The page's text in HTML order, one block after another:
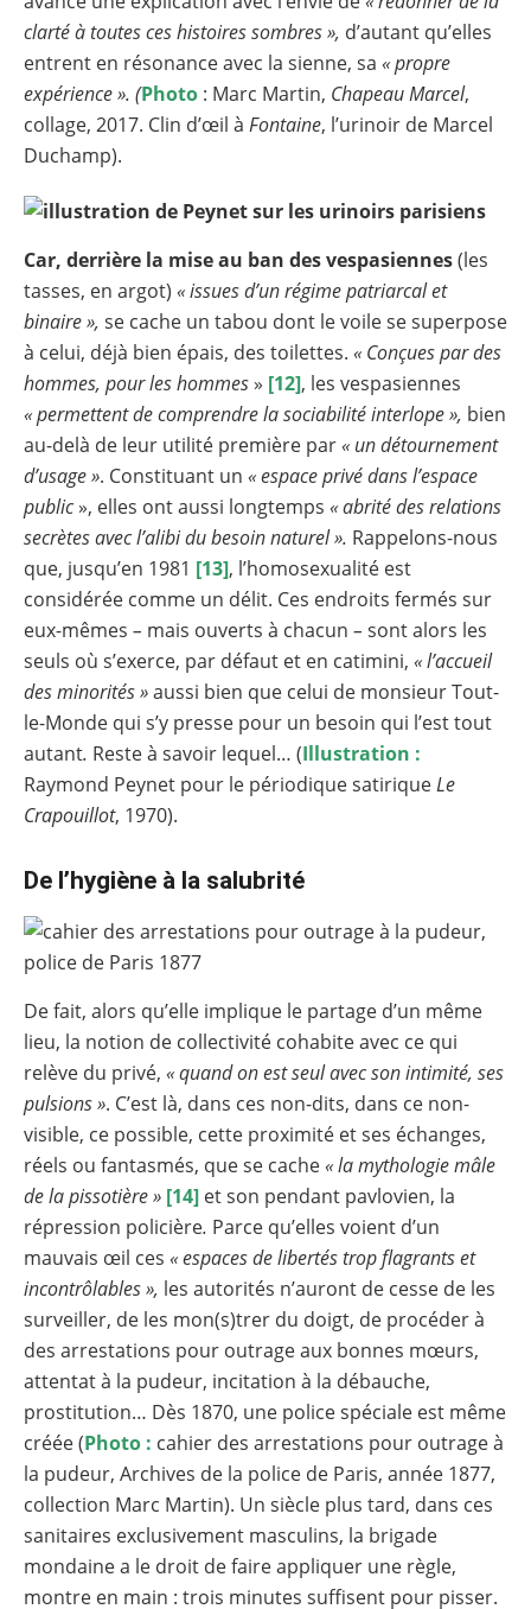
clarté à toutes ces histoires sombres », d’autant qu’elles
entrent en résonance avec la sienne, sa « propre
expérience ». (Photo : Marc Martin, Chapeau Marcel,
collage, 2017. Clin d’œil à Fontaine, l’urinoir de Marcel
Duchamp).
Car, derrière la mise au ban des vespasiennes(les
tasses, en argot) « issues d’un régime patriarcal et
binaire », se cache un tabou dont le voile se superpose
à celui, déjà bien épais, des toilettes. « Conçues par des
hommes, pour les hommes» [12], les vespasiennes
« permettent de comprendre la sociabilité interlope », bien
au-delà de leur utilité première par« un détournement
d’usage ». Constituant un « espace privé dans l’espace
public», elles ont aussi longtemps « abrité des relations
secrètes avec l’alibi du besoin naturel ». Rappelons-nous
que, jusqu’en 1981 [13], l’homosexualité est
considérée comme un délit. Ces endroits fermés sur
eux-mêmes – mais ouverts à chacun – sont alors les
seuls où s’exerce, par défaut et en catimini, « l’accueil
des minorités »aussi bien que celui de monsieur Tout-
le-Monde qui s’y presse pour un besoin qui l’est tout
autant. Reste à savoir lequel… (Illustration :
Raymond Peynet pour le périodique satiriqueLe
Crapouillot, 1970).
De l’hygiène à la salubrité
De fait, alors qu’elle implique le partage d’un même
lieu, la notion de collectivité cohabite avec ce qui
relève du privé, « quand on est seul avec son intimité, ses
pulsions ». C’est là, dans ces non-dits, dans ce non-
visible, ce possible, cette proximité et ses échanges,
réels ou fantasmés, que se cache« la mythologie mâle
de la pissotière » [14] et son pendant pavlovien, la
répression policière. Parce qu’elles voient d’un
mauvais œil ces « espaces de libertés trop flagrants et
incontrôlables », les autorités n’auront de cesse de les
surveiller, de les mon(s)trer du doigt, de procéder à
des arrestations pour outrage aux bonnes mœurs,
attentat à la pudeur, incitation à la débauche,
prostitution… Dès 1870, une police spéciale est même
créée (Photo : cahier des arrestations pour outrage à
la pudeur, Archives de la police de Paris, année 1877,
collection Marc Martin). Un siècle plus tard, dans ces
sanitaires exclusivement masculins, la brigade
mondaine a le droit de faire appliquer une règle,
montre en main : trois minutes suffisent pour pisser.